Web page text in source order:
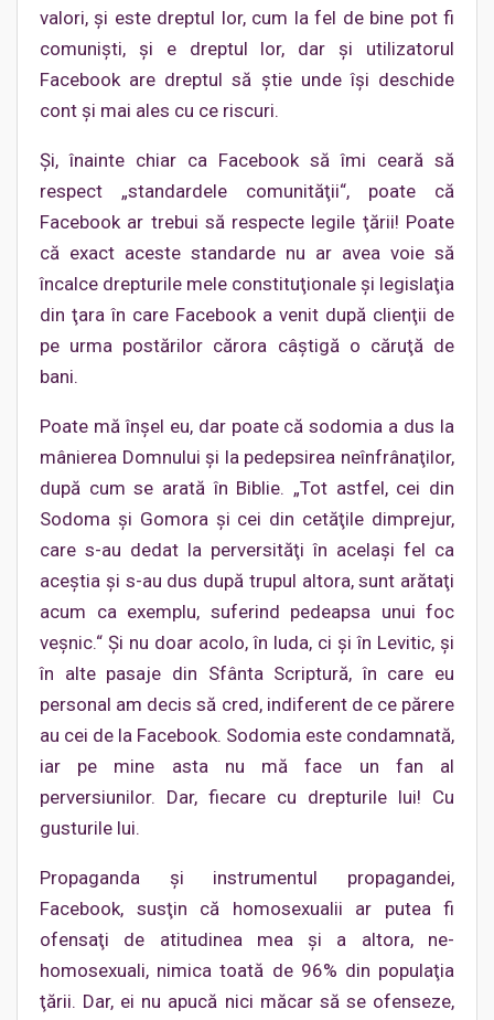
valori, şi este dreptul lor, cum la fel de bine pot fi
comunişti, şi e dreptul lor, dar şi utilizatorul
Facebook are dreptul să ştie unde îşi deschide
cont şi mai ales cu ce riscuri.
Şi, înainte chiar ca Facebook să îmi ceară să
respect „standardele comunităţii“, poate că
Facebook ar trebui să respecte legile ţării! Poate
că exact aceste standarde nu ar avea voie să
încalce drepturile mele constituţionale şi legislaţia
din ţara în care Facebook a venit după clienţii de
pe urma postărilor cărora câştigă o căruţă de
bani.
Poate mă înşel eu, dar poate că sodomia a dus la
mânierea Domnului şi la pedepsirea neînfrânaţilor,
după cum se arată în Biblie. „Tot astfel, cei din
Sodoma şi Gomora şi cei din cetăţile dimprejur,
care s-au dedat la perversităţi în acelaşi fel ca
aceştia şi s-au dus după trupul altora, sunt arătaţi
acum ca exemplu, suferind pedeapsa unui foc
veşnic.“ Şi nu doar acolo, în Iuda, ci şi în Levitic, şi
în alte pasaje din Sfânta Scriptură, în care eu
personal am decis să cred, indiferent de ce părere
au cei de la Facebook. Sodomia este condamnată,
iar pe mine asta nu mă face un fan al
perversiunilor. Dar, fiecare cu drepturile lui! Cu
gusturile lui.
Propaganda şi instrumentul propagandei,
Facebook, susţin că homosexualii ar putea fi
ofensaţi de atitudinea mea şi a altora, ne-
homosexuali, nimica toată de 96% din populaţia
ţării. Dar, ei nu apucă nici măcar să se ofenseze,